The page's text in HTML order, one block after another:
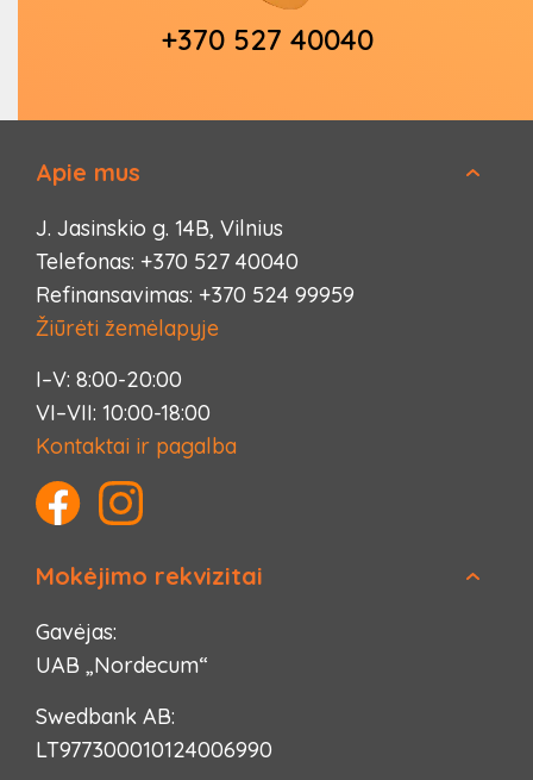
+370 527 40040
Apie mus
J. Jasinskio g. 14B, Vilnius
Telefonas: +370 527 40040
Refinansavimas: +370 524 99959
Žiūrėti žemėlapyje
I–V: 8:00-20:00
VI–VII: 10:00-18:00
Kontaktai ir pagalba
Mokėjimo rekvizitai
Gavėjas:
UAB „Nordecum“
Swedbank AB:
LT977300010124006990